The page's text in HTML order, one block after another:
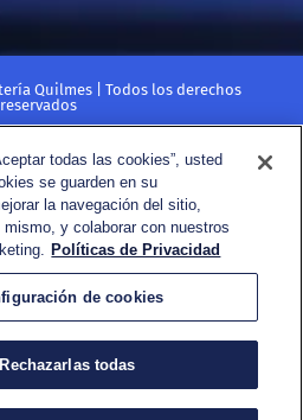
Quilmes | Todos los derechos
reservados
contenido con menores.
DE PRIVACIDAD
Y CONDICIONES
DE USO
| Todos los derechos reservados
su venta a menores de 18 años. No
contenido con menores.
DE PRIVACIDAD
CONTACTO
todas las cookies”, usted
se guarden en su
la navegación del sitio,
y colaborar con nuestros
Políticas de Privacidad
de cookies
Rechazarlas todas